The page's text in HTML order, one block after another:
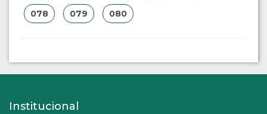
078 079 080
Institucional